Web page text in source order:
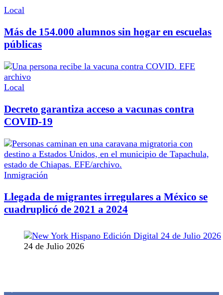
Local
Más de 154.000 alumnos sin hogar en escuelas
públicas
Local
Decreto garantiza acceso a vacunas contra
COVID-19
Inmigración
Llegada de migrantes irregulares a México se
cuadruplicó de 2021 a 2024
24 de Julio 2026